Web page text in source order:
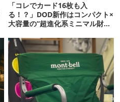
「コレでカード16枚も入
る！？」DOD新作はコンパクト×
大容量の“超進化系ミニマル財